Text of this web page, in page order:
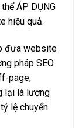
ÁP DỤNG
hiệu quả.
đưa website
pháp SEO
page,
lại là lượng
lệ chuyển